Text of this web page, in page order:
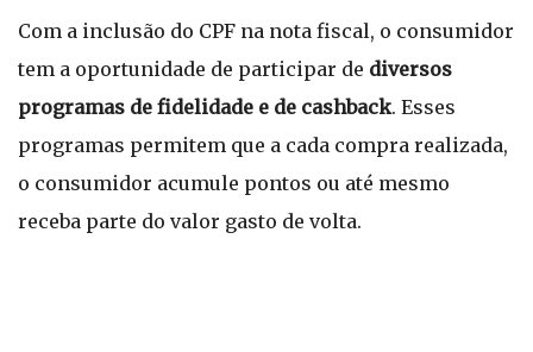
Com a inclusão do CPF na nota fiscal, o consumidor
tem a oportunidade de participar de diversos
programas de fidelidade e de cashback. Esses
programas permitem que a cada compra realizada,
o consumidor acumule pontos ou até mesmo
receba parte do valor gasto de volta.